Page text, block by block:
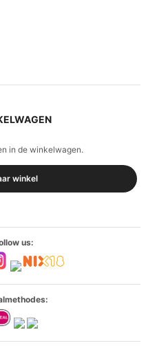
in de winkelwagen.
winkel
us: